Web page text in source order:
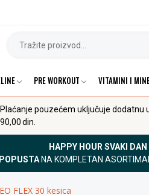
PRE WORKOUT VITAMINI I
Plaćanje pouzećem uključuje dodatnu
90,00 din.
HAPPY HOUR SVAKI
NA KOMPLETAN
FLEX 30 kesica